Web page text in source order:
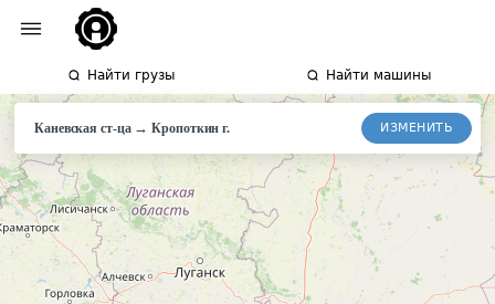
Найти грузы Найти машины
Каневская ст-ца→Кропоткин г. ИЗМЕНИТЬ